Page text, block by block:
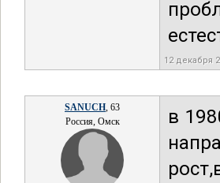
12 декабря
SANUCH, 63
Россия, Омск
в